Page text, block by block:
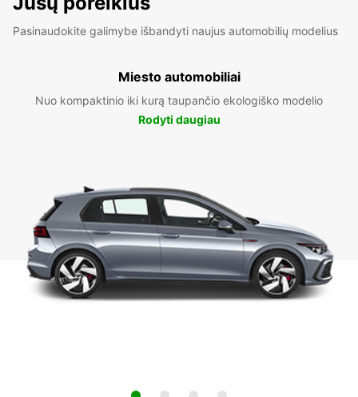
Pasinaudokite galimybe išbandyti naujus automobilių modelius
Miesto automobiliai
Nuo kompaktinio iki kurą taupančio ekologiško modelio
Rodyti daugiau